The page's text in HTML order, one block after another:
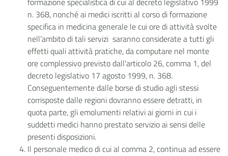
n. 368, nonché ai medici iscritti al corso di formazione
specifica in medicina generale le cui ore di attività svolte
nell’ambito di tali servizi saranno considerate a tutti gli
effetti quali attività pratiche, da computare nel monte
ore complessivo previsto dall'articolo 26, comma 1, del
decreto legislativo 17 agosto 1999, n. 368.
Conseguentemente dalle borse di studio agli stessi
corrisposte dalle regioni dovranno essere detratti, in
quota parte, gli emolumenti relativi ai giorni in cui i
suddetti medici hanno prestato servizio ai sensi delle
presenti disposizioni.
Il personale medico di cui al comma 2, continua ad essere